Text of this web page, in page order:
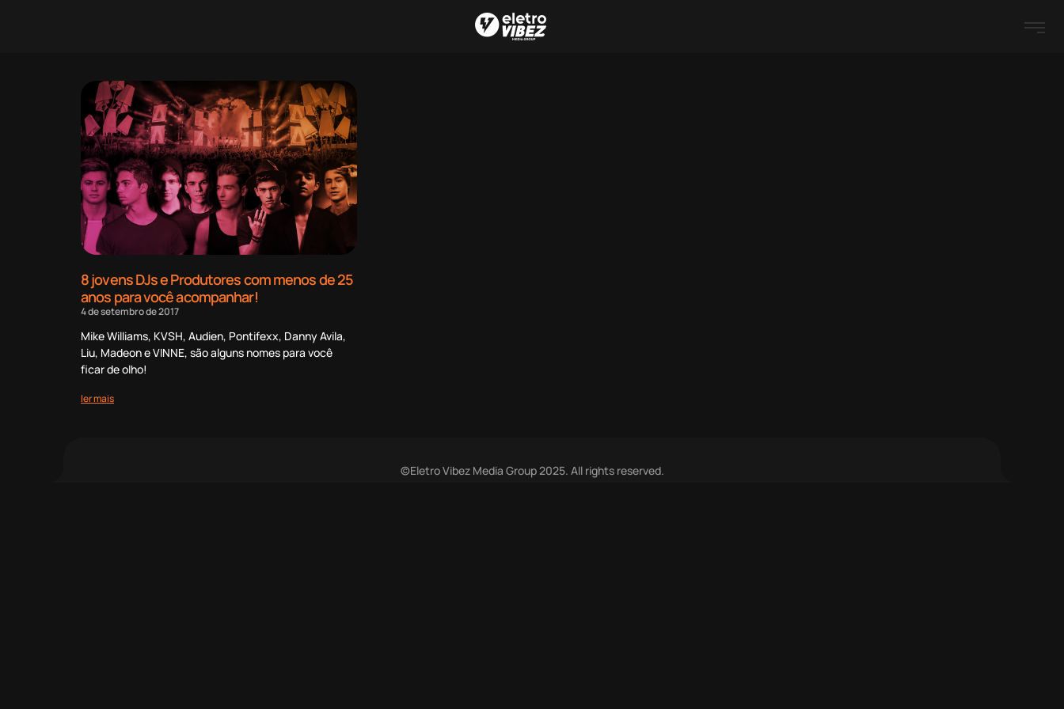
8 jovens DJs e Produtores com menos de 25
anos para você acompanhar!
4 de setembro de 2017
Mike Williams, KVSH, Audien, Pontifexx, Danny Avila,
Liu, Madeon e VINNE, são alguns nomes para você
ficar de olho!
ler mais
©Eletro Vibez Media Group 2025. All rights reserved.